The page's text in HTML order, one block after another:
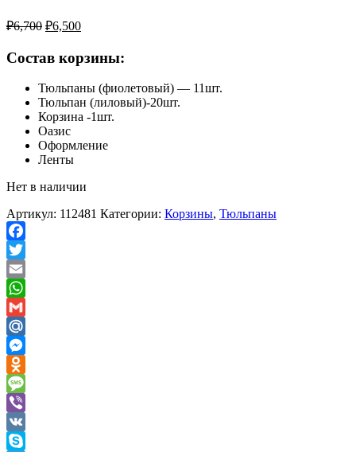
₽6,700 ₽6,500
Состав корзины:
Тюльпаны (фиолетовый) — 11шт.
Тюльпан (лиловый)-20шт.
Корзина -1шт.
Оазис
Оформление
Ленты
Нет в наличии
Артикул: 112481 Категории: Корзины, Тюльпаны
Facebook
Twitter
Email
WhatsApp
Gmail
Mail.Ru
Messenger
Odnoklassniki
Message
Viber
VK